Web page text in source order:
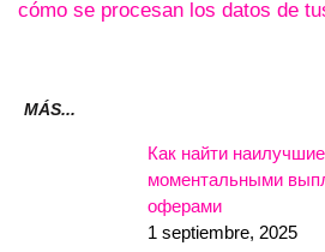
cómo se procesan los datos de
MÁS...
Как найти
моментальными
оферами
1 septiembre, 2025